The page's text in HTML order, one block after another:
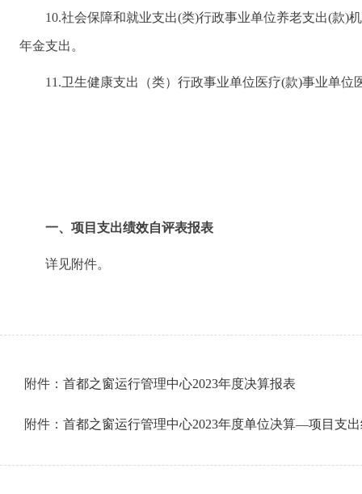
10.社会保障和就业支出(类)行政事业单位养老支出(款)
年金支出。
11.卫生健康支出（类）行政事业单位医疗(款)事业单
一、项目支出绩效自评表报表
详见附件。
附件： 首都之窗运行管理中心2023年度决算报表
附件： 首都之窗运行管理中心2023年度单位决算—项目支